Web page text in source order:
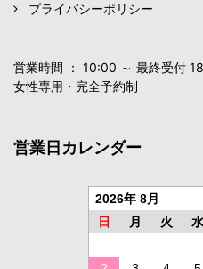
プライバシーポリシー
営業時間 ： 10:00 ～ 最終受付
女性専用・完全予約制
営業日カレンダー
2026年 8月
日
月 火 水